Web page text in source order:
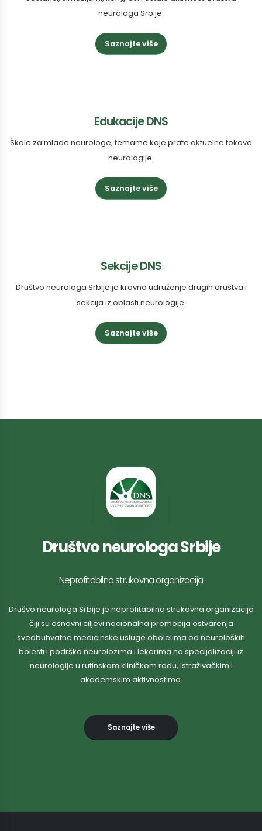
neurologa Srbije.
Saznajte više
Edukacije DNS
Škole za mlade neurologe, temame koje prate aktuelne tokove
neurologije.
Saznajte više
Sekcije DNS
Društvo neurologa Srbije je krovno udruženje drugih društva i
sekcija iz oblasti neurologije.
Saznajte više
Društvo neurologa Srbije
Neprofitabilna strukovna organizacija
Drušvo neurologa Srbije je neprofitabilna strukovna organizacija
čiji su osnovni ciljevi nacionalna promocija ostvarenja
sveobuhvatne medicinske usluge obolelima od neuroloških
bolesti i podrška neurolozima i lekarima na specijalizaciji iz
neurologije u rutinskom kliničkom radu, istraživačkim i
akademskim aktivnostima.
Saznajte više